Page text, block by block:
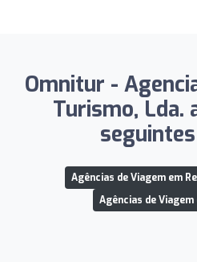
Omnitur -
Turismo, Lda.
Agências de Viagem em
Agências de